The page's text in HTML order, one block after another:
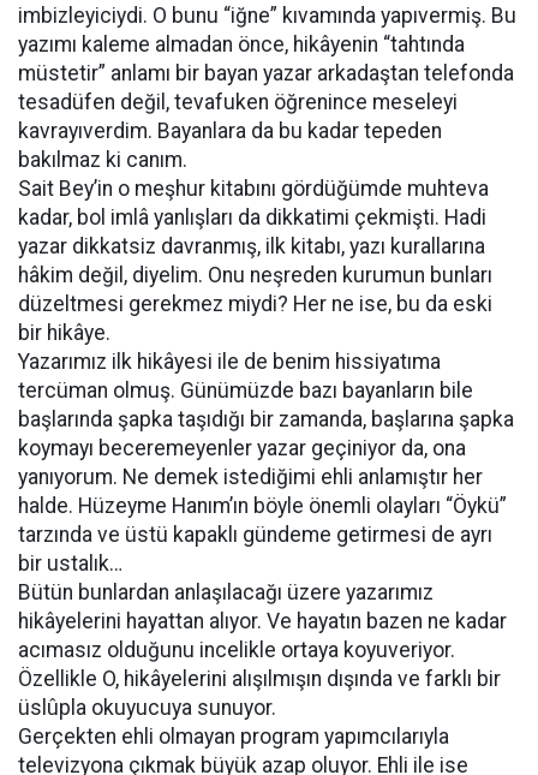
imbizleyiciydi. O bunu “iğne” kıvamında yapıvermiş. Bu
yazımı kaleme almadan önce, hikâyenin “tahtında
müstetir” anlamı bir bayan yazar arkadaştan telefonda
tesadüfen değil, tevafuken öğrenince meseleyi
kavrayıverdim. Bayanlara da bu kadar tepeden
bakılmaz ki canım.
Sait Bey’in o meşhur kitabını gördüğümde muhteva
kadar, bol imlâ yanlışları da dikkatimi çekmişti. Hadi
yazar dikkatsiz davranmış, ilk kitabı, yazı kurallarına
hâkim değil, diyelim. Onu neşreden kurumun bunları
düzeltmesi gerekmez miydi? Her ne ise, bu da eski
bir hikâye.
Yazarımız ilk hikâyesi ile de benim hissiyatıma
tercüman olmuş. Günümüzde bazı bayanların bile
başlarında şapka taşıdığı bir zamanda, başlarına şapka
koymayı beceremeyenler yazar geçiniyor da, ona
yanıyorum. Ne demek istediğimi ehli anlamıştır her
halde. Hüzeyme Hanım’ın böyle önemli olayları “Öykü”
tarzında ve üstü kapaklı gündeme getirmesi de ayrı
bir ustalık…
Bütün bunlardan anlaşılacağı üzere yazarımız
hikâyelerini hayattan alıyor. Ve hayatın bazen ne kadar
acımasız olduğunu incelikle ortaya koyuveriyor.
Özellikle O, hikâyelerini alışılmışın dışında ve farklı bir
üslûpla okuyucuya sunuyor.
Gerçekten ehli olmayan program yapımcılarıyla
televizyona çıkmak büyük azap oluyor. Ehli ile ise